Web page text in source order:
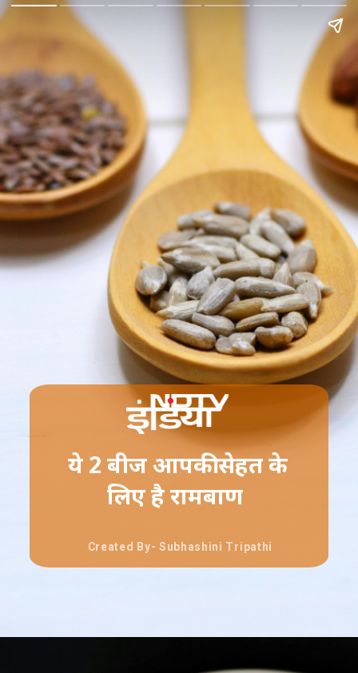
Created By- Subhashini Tripathi
ये 2 बीज आपकी सेहत के
लिए है रामबाण